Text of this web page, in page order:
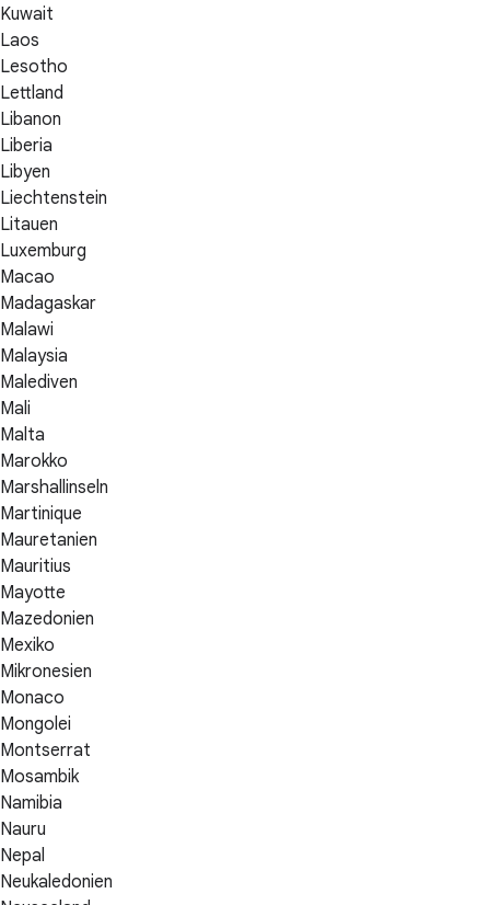
Kuwait
Laos
Lesotho
Lettland
Libanon
Liberia
Libyen
Liechtenstein
Litauen
Luxemburg
Macao
Madagaskar
Malawi
Malaysia
Malediven
Mali
Malta
Marokko
Marshallinseln
Martinique
Mauretanien
Mauritius
Mayotte
Mazedonien
Mexiko
Mikronesien
Monaco
Mongolei
Montserrat
Mosambik
Namibia
Nauru
Nepal
Neukaledonien